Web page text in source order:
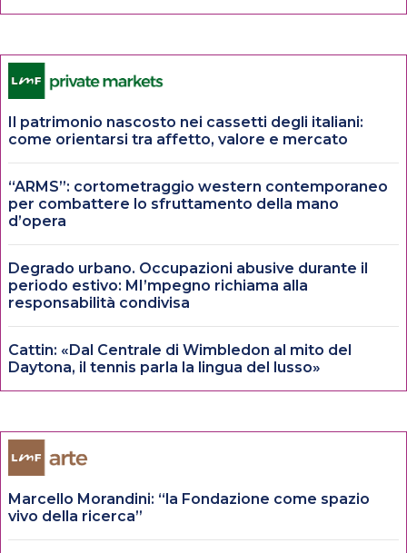
Il patrimonio nascosto nei cassetti degli italiani:
come orientarsi tra affetto, valore e mercato
“ARMS”: cortometraggio western contemporaneo
per combattere lo sfruttamento della mano
d’opera
Degrado urbano. Occupazioni abusive durante il
periodo estivo: MI’mpegno richiama alla
responsabilità condivisa
Cattin: «Dal Centrale di Wimbledon al mito del
Daytona, il tennis parla la lingua del lusso»
Marcello Morandini: “la Fondazione come spazio
vivo della ricerca”